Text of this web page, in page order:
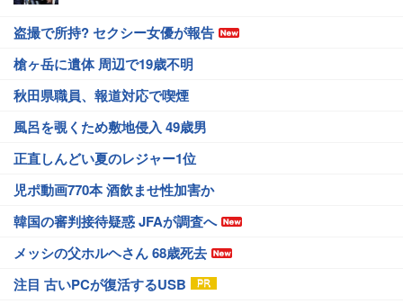
盗撮で所持? セクシー女優が報告
槍ヶ岳に遺体 周辺で19歳不明
秋田県職員、報道対応で喫煙
風呂を覗くため敷地侵入 49歳男
正直しんどい夏のレジャー1位
児ポ動画770本 酒飲ませ性加害か
韓国の審判接待疑惑 JFAが調査へ
メッシの父ホルヘさん 68歳死去
注目 古いPCが復活するUSB